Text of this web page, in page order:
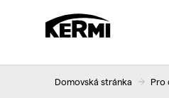
Domovská stránka Pro